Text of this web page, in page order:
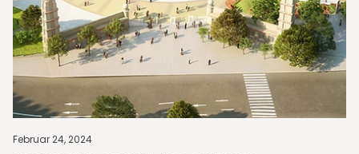
Februar 24, 2024